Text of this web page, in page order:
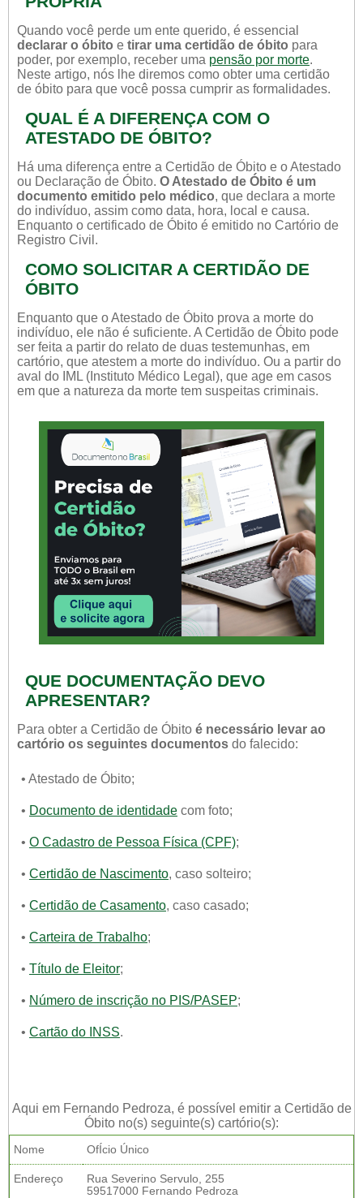
Quando você perde um ente querido, é essencial
declarar o óbito e tirar uma certidão de óbito para
poder, por exemplo, receber uma pensão por morte.
Neste artigo, nós lhe diremos como obter uma certidão
de óbito para que você possa cumprir as formalidades.
QUAL É A DIFERENÇA COM O
ATESTADO DE ÓBITO?
Há uma diferença entre a Certidão de Óbito e o Atestado
ou Declaração de Óbito. O Atestado de Óbito é um
documento emitido pelo médico, que declara a morte
do indivíduo, assim como data, hora, local e causa.
Enquanto o certificado de Óbito é emitido no Cartório de
Registro Civil.
COMO SOLICITAR A CERTIDÃO DE
ÓBITO
Enquanto que o Atestado de Óbito prova a morte do
indivíduo, ele não é suficiente. A Certidão de Óbito pode
ser feita a partir do relato de duas testemunhas, em
cartório, que atestem a morte do indivíduo. Ou a partir do
aval do IML (Instituto Médico Legal), que age em casos
em que a natureza da morte tem suspeitas criminais.
QUE DOCUMENTAÇÃO DEVO
APRESENTAR?
Para obter a Certidão de Óbito é necessário levar ao
cartório os seguintes documentos do falecido:
• Atestado de Óbito;
• Documento de identidade com foto;
• O Cadastro de Pessoa Física (CPF);
• Certidão de Nascimento, caso solteiro;
• Certidão de Casamento, caso casado;
• Carteira de Trabalho;
• Título de Eleitor;
• Número de inscrição no PIS/PASEP;
• Cartão do INSS.
Aqui em Fernando Pedroza, é possível emitir a Certidão de
Óbito no(s) seguinte(s) cartório(s):
Nome OfÍcio Único
Endereço
Rua Severino Servulo, 255
59517000 Fernando Pedroza